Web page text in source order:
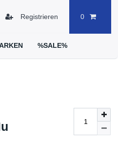
Registrieren 0
%SALE%